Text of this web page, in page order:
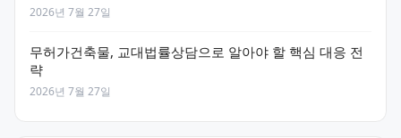
2026년 7월 27일
무허가건축물, 교대법률상담으로 알아야 할 핵심 대응 전
략
2026년 7월 27일